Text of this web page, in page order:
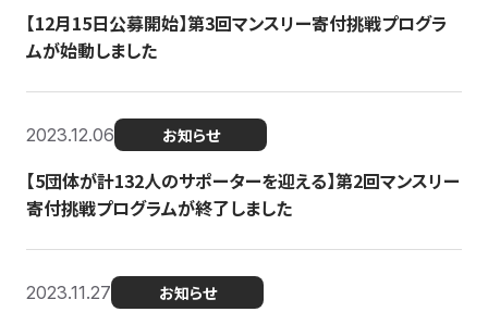
【12月15日公募開始】第3回マンスリー寄付挑戦プログラ
ムが始動しました
2023.12.06 お知らせ
【5団体が計132人のサポーターを迎える】第2回マンスリー
寄付挑戦プログラムが終了しました
2023.11.27 お知らせ